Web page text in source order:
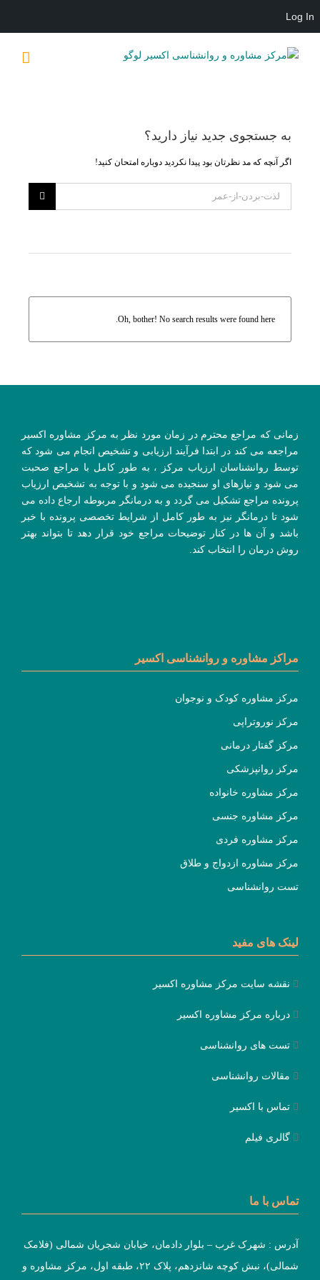
Log In
به جستجوی جديد نياز داريد؟
اگر آنچه که مد نظرتان بود پیدا نکردید دوباره امتحان کنید!
Oh, bother! No search results were found here.
زمانی که مراجع محترم در زمان مورد نظر به مرکز مشاوره اکسیر
مراجعه می کند در ابتدا فرآیند ارزیابی و تشخیص انجام می شود که
توسط روانشناسان ارزیاب مرکز ، به طور کامل با مراجع صحبت
می شود و نیازهای او سنجیده می شود و با توجه به تشخیص ارزیاب
پرونده مراجع تشکیل می گردد و به درمانگر مربوطه ارجاع داده می
شود تا درمانگر نیز به طور کامل از شرایط تخصصی پرونده با خبر
باشد و آن ها در کنار توضیحات مراجع خود قرار دهد تا بتواند بهتر
روش درمان را انتخاب کند.
مراکز مشاوره و روانشناسی اکسیر
مرکز مشاوره کودک و نوجوان
مرکز نوروتراپی
مرکز گفتار درمانی
مرکز روانپزشکی
مرکز مشاوره خانواده
مرکز مشاوره جنسی
مرکز مشاوره فردی
مرکز مشاوره ازدواج و طلاق
تست روانشناسی
لینک های مفید
نقشه سایت مرکز مشاوره اکسیر
درباره مرکز مشاوره اکسیر
تست های روانشناسی
مقالات روانشناسی
تماس با اکسیر
گالری فیلم
تماس با ما
آدرس : شهرک غرب – بلوار دادمان، خیابان شجریان شمالی (فلامک
شمالی)، نبش کوچه شانزدهم، پلاک ۲۲، طبقه اول، مرکز مشاوره و